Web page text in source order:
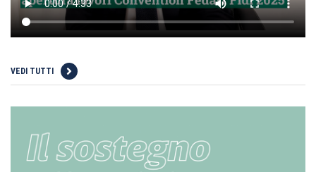
VEDI TUTTI